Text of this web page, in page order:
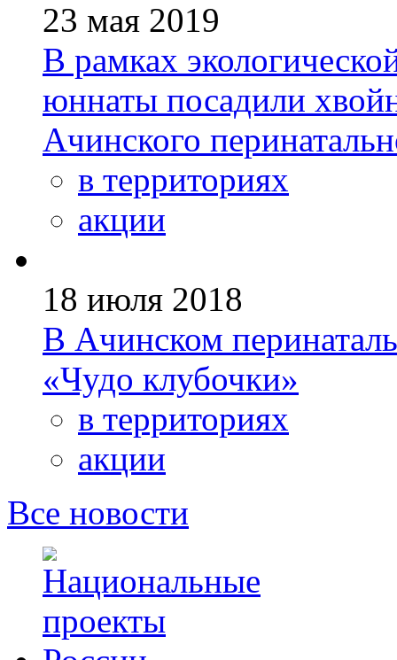
23 мая 2019
В рамках
юннаты посадили
Ачинского
в территориях
акции
18 июля 2018
В Ачинском
«Чудо клубочки»
в территориях
акции
Все новости